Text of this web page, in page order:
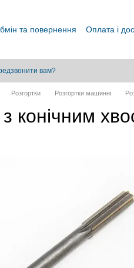
та повернення Оплата і
вам?
Розгортки Розгортки машинні
конічним